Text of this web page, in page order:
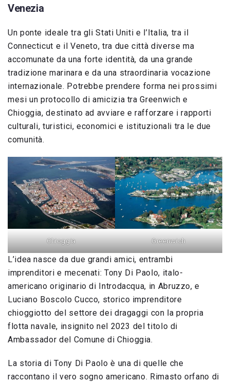
Venezia
Un ponte ideale tra gli Stati Uniti e l’Italia, tra il
Connecticut e il Veneto, tra due città diverse ma
accomunate da una forte identità, da una grande
tradizione marinara e da una straordinaria vocazione
internazionale. Potrebbe prendere forma nei prossimi
mesi un protocollo di amicizia tra Greenwich e
Chioggia, destinato ad avviare e rafforzare i rapporti
culturali, turistici, economici e istituzionali tra le due
comunità.
Chioggia Greenwich
L’idea nasce da due grandi amici, entrambi
imprenditori e mecenati: Tony Di Paolo, italo-
americano originario di Introdacqua, in Abruzzo, e
Luciano Boscolo Cucco, storico imprenditore
chioggiotto del settore dei dragaggi con la propria
flotta navale, insignito nel 2023 del titolo di
Ambassador del Comune di Chioggia.
La storia di Tony Di Paolo è una di quelle che
raccontano il vero sogno americano. Rimasto orfano di